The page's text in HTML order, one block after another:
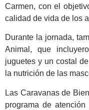
Carmen, con el
calidad de vida de los
Durante la jornada,
Animal, que
juguetes y un costal
la nutrición de las
Las Caravanas de
programa de